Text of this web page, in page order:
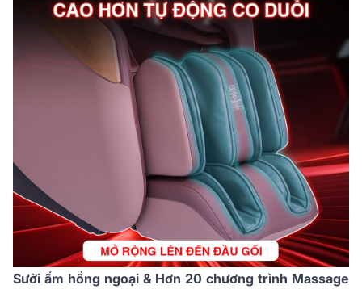
Sưởi ấm hồng ngoại & Hơn 20 chương trình Massage